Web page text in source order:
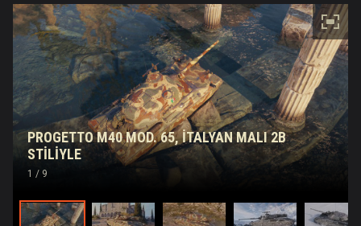
PROGETTO M40 MOD. 65, İTALYAN MALI 2B
STILIYLE
1 / 9